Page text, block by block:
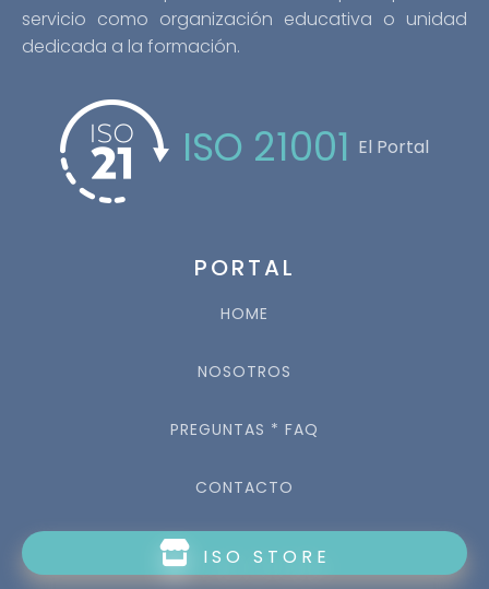
servicio como organización educativa o unidad
dedicada a la formación.
ISO 21001 El Portal
PORTAL
HOME
NOSOTROS
PREGUNTAS * FAQ
CONTACTO
ISO STORE